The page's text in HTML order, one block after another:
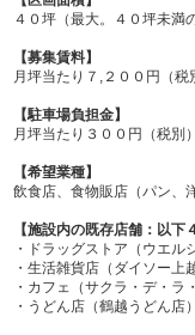
４０坪（最大。４０坪未満
【募集賃料】
月坪当たり７,２００円（税
【駐車場負担金】
月坪当たり３００円（税別
【希望業種】
飲食店、食物販店（パン、
【施設内の既存店舗：以下
・ドラッグストア（ウエル
・生活雑貨店（ダイソー上
・カフェ（サクラ・デ・ラ
・うどん店（鶴越うどん店